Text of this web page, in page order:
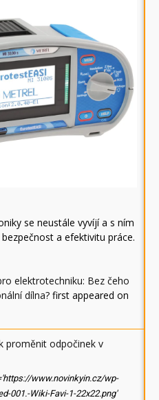
se neustále vyvíjí a s ním
a efektivitu práce.
elektrotechniku: Bez čeho
dílna? first appeared on
proměnit odpočinek v
www.novinkyin.cz/wp-
001.-Wiki-Favi-1-22x22.png'